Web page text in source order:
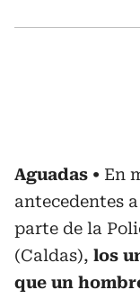
Aguadas
En
antecedentes
parte de la
(Caldas), los
que un